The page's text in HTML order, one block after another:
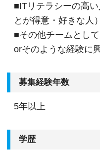
■ITリテラシーの高
とが得意・好きな人）
■その他チームとし
orそのような経験に
募集経験年数
5年以上
学歴